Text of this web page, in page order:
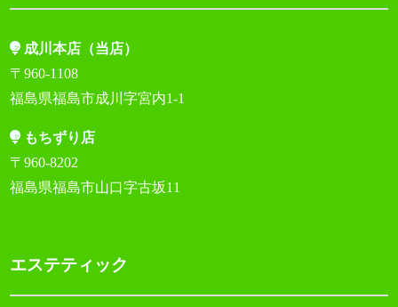
成川本店（当店）
〒960-1108
福島県福島市成川字宮内1-1
もちずり店
〒960-8202
福島県福島市山口字古坂11
エステティック